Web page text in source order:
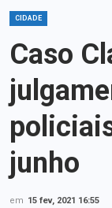
CIDADE
Caso
junho
em 15 fev, 2021 16:55